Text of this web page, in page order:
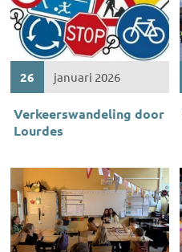
26 januari 2026
Verkeerswandeling door
Lourdes